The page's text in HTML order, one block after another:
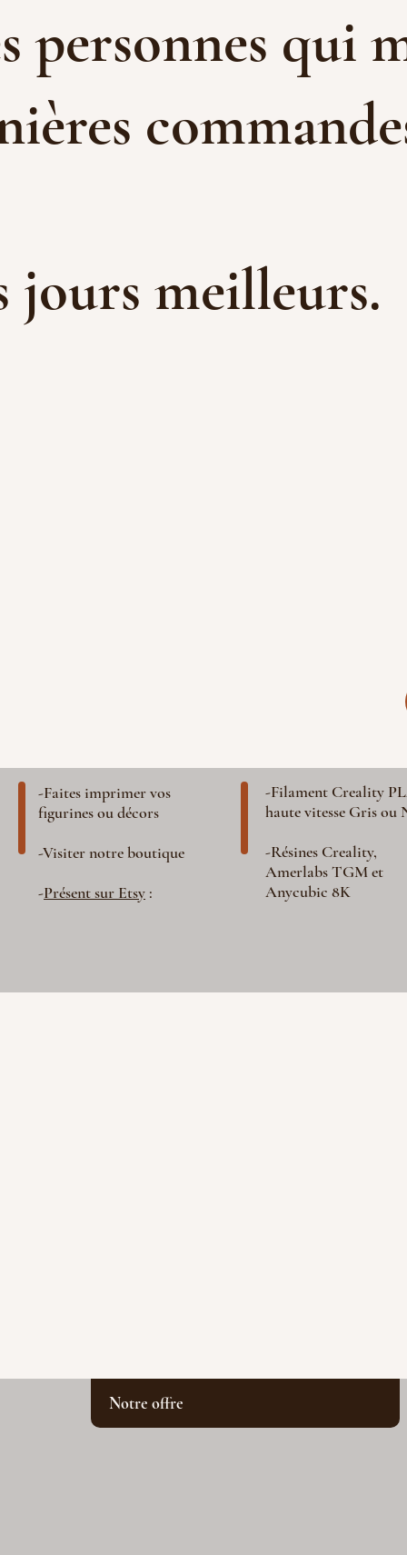
-Faites imprimer vos
figurines ou décors
-Visiter notre boutique
-Présent sur Etsy :
-Filament Creality
haute vitesse Gris ou
-Résines Creality,
Amerlabs TGM et
Anycubic 8K
Notre offre
personnes qui
jours meilleurs.